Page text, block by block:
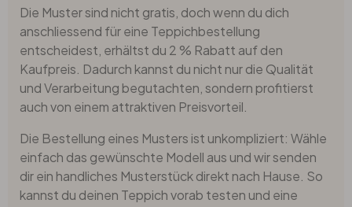
Die Muster sind nicht gratis, doch wenn du dich
anschliessend für eine Teppichbestellung
entscheidest, erhältst du 2 % Rabatt auf den
Kaufpreis. Dadurch kannst du nicht nur die Qualität
und Verarbeitung begutachten, sondern profitierst
auch von einem attraktiven Preisvorteil.
Die Bestellung eines Musters ist unkompliziert: Wähle
einfach das gewünschte Modell aus und wir senden
dir ein handliches Musterstück direkt nach Hause. So
kannst du deinen Teppich vorab testen und eine